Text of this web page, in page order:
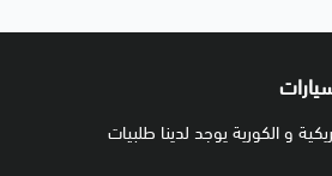
و الكورية يوجد لدينا طلبيات